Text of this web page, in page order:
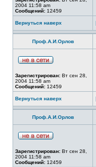
2004 11:58 am
Сообщений: 12459
Вернуться наверх
Проф.А.И.Орлов
Зарегистрирован: Вт сен 28,
2004 11:58 am
Сообщений: 12459
Вернуться наверх
Проф.А.И.Орлов
Зарегистрирован: Вт сен 28,
2004 11:58 am
Сообщений: 12459